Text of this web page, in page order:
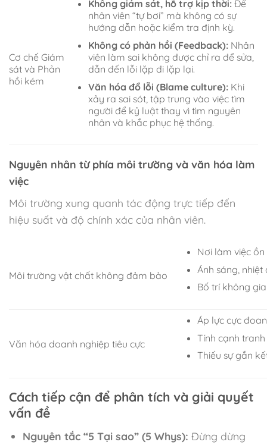
Cơ chế Giám
sát và Phản
hồi kém
Không giám sát, hỗ trợ kịp thời: Để
nhân viên “tự bơi” mà không có sự
hướng dẫn hoặc kiểm tra định kỳ.
Không có phản hồi (Feedback): Nhân
viên làm sai không được chỉ ra để sửa,
dẫn đến lỗi lặp đi lặp lại.
Văn hóa đổ lỗi (Blame culture):Khi
xảy ra sai sót, tập trung vào việc tìm
người để kỷ luật thay vì tìm nguyên
nhân và khắc phục hệ thống.
Nguyên nhân từ phía môi trường và văn hóa làm
việc
Môi trường xung quanh tác động trực tiếp đến
hiệu suất và độ chính xác của nhân viên.
Môi trường vật chất không đảm bảo
Nơi làm việc
Ánh sáng,
Bố trí không
Văn hóa doanh nghiệp tiêu cực
Áp lực cực
Tính cạnh
Thiếu sự gắn
Cách tiếp cận để phân tích và giải quyết
vấn đề
Nguyên tắc “5 Tại sao” (5 Whys): Đừng dừng